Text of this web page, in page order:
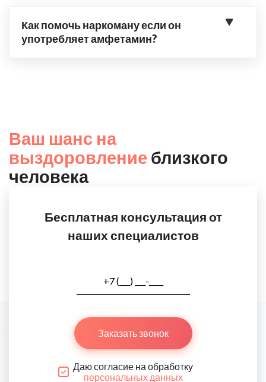
Как помочь наркоману если он
употребляет амфетамин?
Ваш шанс на
выздоровление близкого
человека
Бесплатная консультация от
наших специалистов
Заказать звонок
Даю согласие на обработку
персональных данных